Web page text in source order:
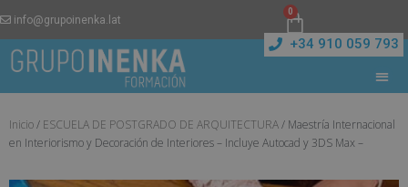
info@grupoinenka.lat
0
+34 910 059 793
Inicio/ ESCUELA DE POSTGRADO DE ARQUITECTURA/ Maestría Internacional
en Interiorismo y Decoración de Interiores – Incluye Autocad y 3DS Max –